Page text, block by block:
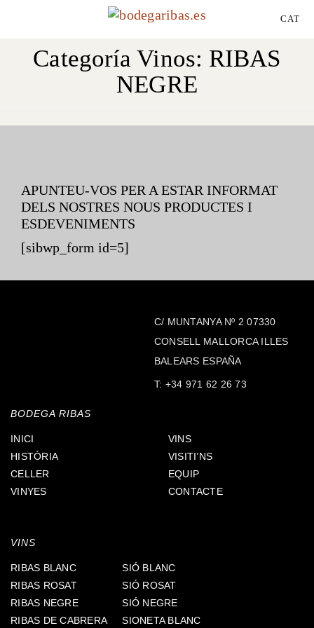
CAT
Categoría Vinos: RIBAS
NEGRE
APUNTEU-VOS PER A ESTAR INFORMAT
DELS NOSTRES NOUS PRODUCTES I
ESDEVENIMENTS
[sibwp_form id=5]
C/ MUNTANYA Nº 2 07330
CONSELL MALLORCA ILLES
BALEARS ESPAÑA
T: +34 971 62 26 73
BODEGA RIBAS
INICI
HISTÒRIA
CELLER
VINYES
VINS
VISITI’NS
EQUIP
CONTACTE
VINS
RIBAS BLANC
RIBAS ROSAT
RIBAS NEGRE
RIBAS DE CABRERA
SIÓ BLANC
SIÓ ROSAT
SIÓ NEGRE
SIONETA BLANC